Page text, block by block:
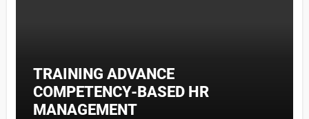
TRAINING ADVANCE
COMPETENCY-BASED HR
MANAGEMENT